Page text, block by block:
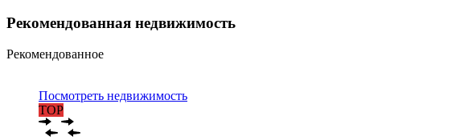
Рекомендованная недвижимость
Рекомендованное
Посмотреть недвижимость
TOP